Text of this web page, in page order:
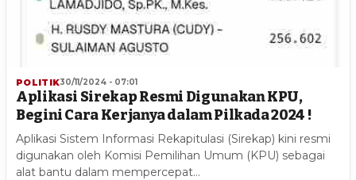
POLITIK30/11/2024 - 07:01
Aplikasi Sirekap Resmi Digunakan KPU,
Begini Cara Kerjanya dalam Pilkada 2024 !
Aplikasi Sistem Informasi Rekapitulasi (Sirekap) kini resmi
digunakan oleh Komisi Pemilihan Umum (KPU) sebagai
alat bantu dalam mempercepat…